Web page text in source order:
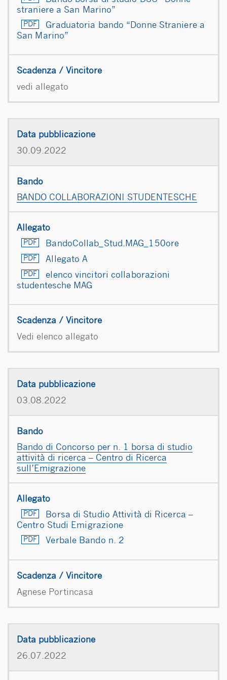
straniere a San Marino”
Graduatoria bando “Donne Straniere a
San Marino”
vedi allegato
30.09.2022
BANDO COLLABORAZIONI STUDENTESCHE
BandoCollab_Stud.MAG_150ore
Allegato A
elenco vincitori collaborazioni
studentesche MAG
Vedi elenco allegato
03.08.2022
Bando di Concorso per n. 1 borsa di studio
attività di ricerca – Centro di Ricerca
sull’Emigrazione
Borsa di Studio Attività di Ricerca –
Centro Studi Emigrazione
Verbale Bando n. 2
Agnese Portincasa
26.07.2022